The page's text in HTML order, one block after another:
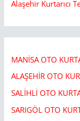
Alaşehir Kurtarıcı
MANİSA OTO
ALAŞEHİR OTO
SALİHLİ OTO
SARIGÖL OTO